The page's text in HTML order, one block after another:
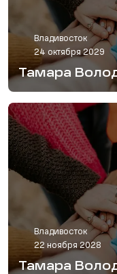
Владивосток
24 октября 2029
Тамара
Владивосток
22 ноября 2028
Тамара